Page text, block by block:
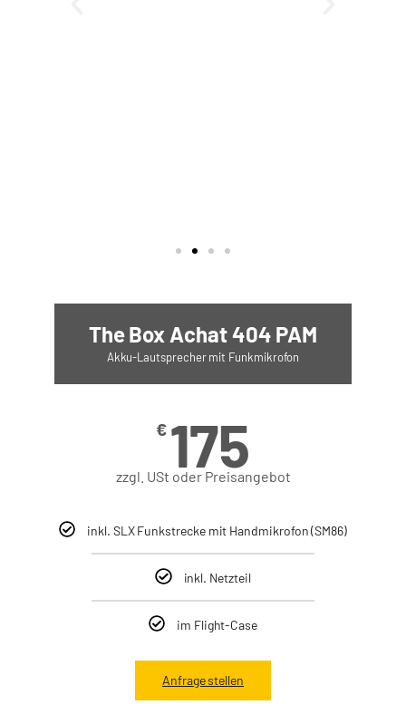
The Box Achat 404 PAM
Akku-Lautsprecher mit Funkmikrofon
€ 175
zzgl. USt oder Preisangebot
inkl. SLX Funkstrecke mit Handmikrofon (SM86)
inkl. Netzteil
im Flight-Case
Anfrage stellen